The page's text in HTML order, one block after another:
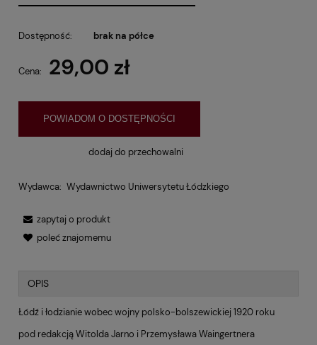
Dostępność: brak na półce
Cena: 29,00 zł
POWIADOM O DOSTĘPNOŚCI
dodaj do przechowalni
Wydawca: Wydawnictwo Uniwersytetu Łódzkiego
zapytaj o produkt
poleć znajomemu
OPIS
Łódź i łodzianie wobec wojny polsko-bolszewickiej 1920 roku
pod redakcją Witolda Jarno i Przemysława Waingertnera